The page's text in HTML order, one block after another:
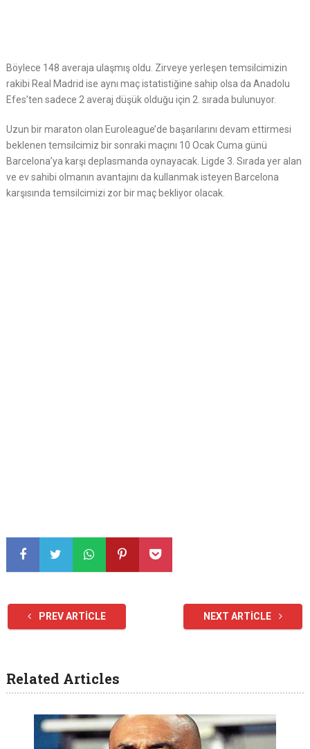
Böylece 148 averaja ulaşmış oldu. Zirveye yerleşen temsilcimizin
rakibi Real Madrid ise aynı maç istatistiğine sahip olsa da Anadolu
Efes’ten sadece 2 averaj düşük olduğu için 2. sırada bulunuyor.
Uzun bir maraton olan Euroleague’de başarılarını devam ettirmesi
beklenen temsilcimiz bir sonraki maçını 10 Ocak Cuma günü
Barcelona’ya karşı deplasmanda oynayacak. Ligde 3. Sırada yer alan
ve ev sahibi olmanın avantajını da kullanmak isteyen Barcelona
karşısında temsilcimizi zor bir maç bekliyor olacak.
PREV ARTICLE NEXT ARTICLE
Related Articles